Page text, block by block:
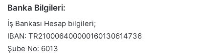
Banka Bilgileri:
İş Bankası Hesap bilgileri;
IBAN: TR210006400000160130614736
Şube No: 6013